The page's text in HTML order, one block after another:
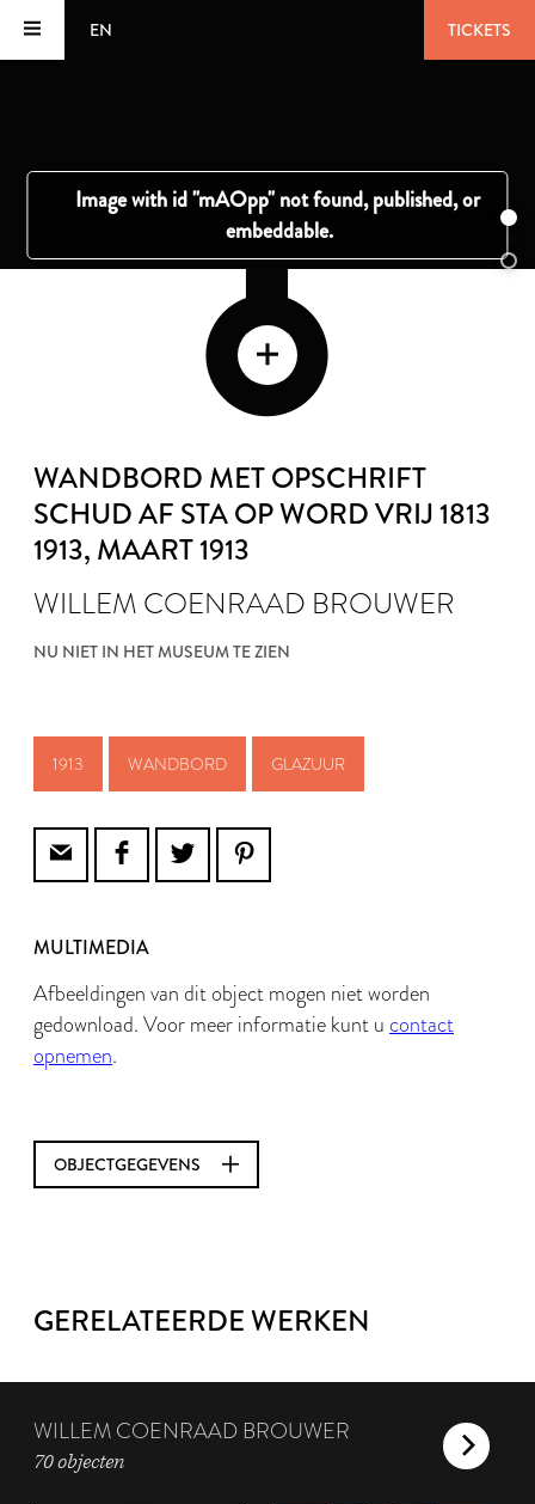
EN TICKETS
WANDBORD MET OPSCHRIFT
SCHUD AF STA OP WORD VRIJ 1813
1913, MAART 1913
WILLEM COENRAAD BROUWER
NU NIET IN HET MUSEUM TE ZIEN
1913 WANDBORD GLAZUUR
MULTIMEDIA
Afbeeldingen van dit object mogen niet worden
gedownload. Voor meer informatie kunt u contact
opnemen.
OBJECTGEGEVENS
GERELATEERDE WERKEN
WILLEM COENRAAD BROUWER
70 objecten